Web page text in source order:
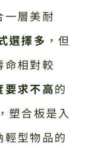
一層美耐
選擇多 ，但
命相對較
要求不高的
塑合板是入
型物品的